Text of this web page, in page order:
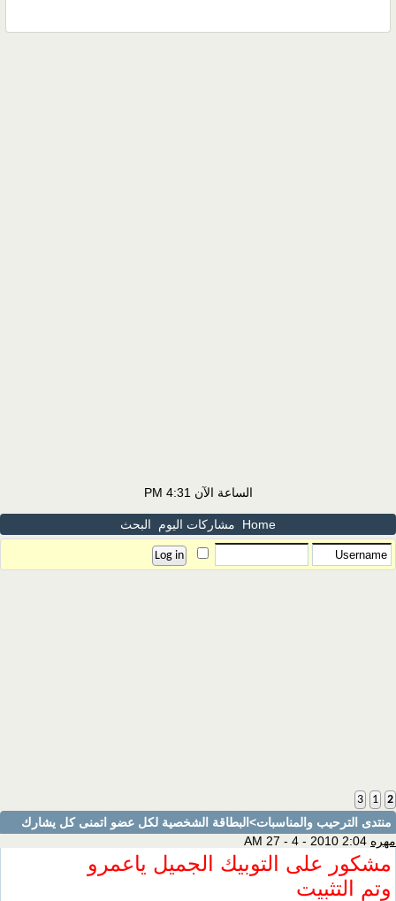
الساعة الآن 4:31 PM
Home مشاركات اليوم البحث
1 2
3
منتدى الترحيب والمناسبات>البطاقة الشخصية لكل عضو اتمنى كل يشارك
مهره
مشكور على التوبيك الجميل ياعمرو
وتم التثبيت